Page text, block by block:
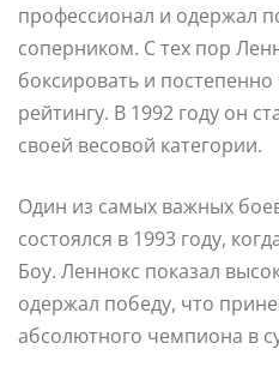
профессионал и одержал
соперником. С тех пор
боксировать и
рейтингу. В 1992 году он
своей весовой категории.
Один из самых важных
состоялся в 1993 году,
Боу. Леннокс показал
одержал победу, что
абсолютного чемпиона в